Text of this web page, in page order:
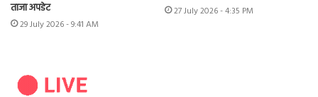
ताजा अपडेट
29 July 2026 - 9:41 AM
27 July 2026 - 4:35 PM